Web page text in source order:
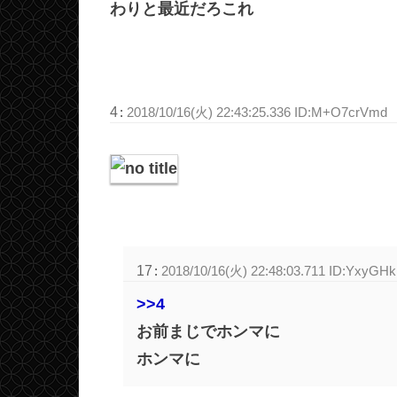
わりと最近だろこれ
4: 2018/10/16(火) 22:43:25.336 ID:M+O7crVmd
17 : 2018/10/16(火) 22:48:03.711
>>4
お前まじでホンマに
ホンマに